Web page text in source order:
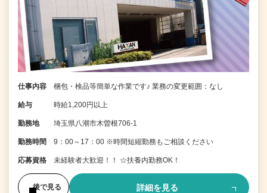
仕事内容 梱包・検品等簡単な作業です♪ 業務の変更範囲：なし
給与 時給1,200円以上
勤務地 埼玉県八潮市木曽根706-1
勤務時間 9：00～17：00 ※時間短縮勤務もご相談ください
応募資格 未経験者大歓迎！！ ☆扶養内勤務OK！
後で見る 詳細を見る